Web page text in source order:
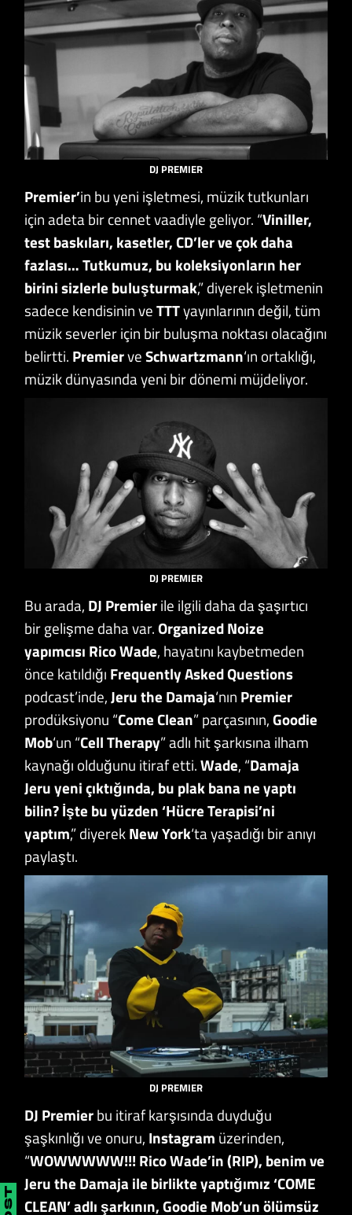
DJ PREMIER
Premier’in bu yeni işletmesi, müzik tutkunları
için adeta bir cennet vaadiyle geliyor. “Viniller,
test baskıları, kasetler, CD’ler ve çok daha
fazlası… Tutkumuz, bu koleksiyonların her
birini sizlerle buluşturmak,” diyerek işletmenin
sadece kendisinin veTTTyayınlarının değil, tüm
müzik severler için bir buluşma noktası olacağını
belirtti. PremierveSchwartzmann‘ın ortaklığı,
müzik dünyasında yeni bir dönemi müjdeliyor.
DJ PREMIER
Bu arada, DJ Premierile ilgili daha da şaşırtıcı
bir gelişme daha var.Organized Noize
yapımcısı Rico Wade, hayatını kaybetmeden
önce katıldığı Frequently Asked Questions
podcast’inde,Jeru the Damaja‘nın Premier
prodüksiyonu “Come Clean” parçasının,Goodie
Mob‘un “Cell Therapy” adlı hit şarkısına ilham
kaynağı olduğunu itiraf etti.Wade, “Damaja
Jeru yeni çıktığında, bu plak bana ne yaptı
bilin? İşte bu yüzden ‘Hücre Terapisi’ni
yaptım,” diyerekNew York‘ta yaşadığı bir anıyı
paylaştı.
DJ PREMIER
DJ Premierbu itiraf karşısında duyduğu
şaşkınlığı ve onuru, Instagram üzerinden,
“WOWWWWW!!! Rico Wade’in (RIP), benim ve
Jeru the Damaja ile birlikte yaptığımız ‘COME
CLEAN’ adlı şarkının, Goodie Mob’un ölümsüz